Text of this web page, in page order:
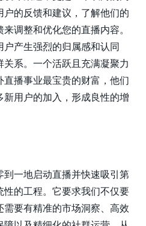
的反馈和建议，了解他们的
调整和优化您的直播内容。
产生强烈的归属感和认同
系。一个活跃且充满凝聚力
播事业最宝贵的财富，他们
用户的加入，形成良性的增
一地启动直播并快速吸引第
的工程。它要求我们不仅要
要有精准的市场洞察、高效